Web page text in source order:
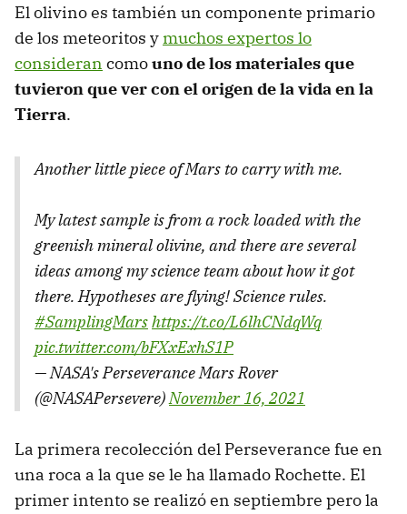
El olivino es también un componente primario
de los meteoritos ymuchos expertos lo
consideran comouno de los materiales que
tuvieron que ver con el origen de la vida en la
Tierra.
Another little piece of Mars to carry with me.
My latest sample is from a rock loaded with the
greenish mineral olivine, and there are several
ideas among my science team about how it got
there. Hypotheses are flying! Science rules.
#SamplingMarshttps://t.co/L6lhCNdqWq
pic.twitter.com/bFXxExhS1P
— NASA's Perseverance Mars Rover
(@NASAPersevere)November 16, 2021
La primera recolección del Perseverance fue en
una roca a la que se le ha llamado Rochette. El
primer intento se realizó en septiembre pero la